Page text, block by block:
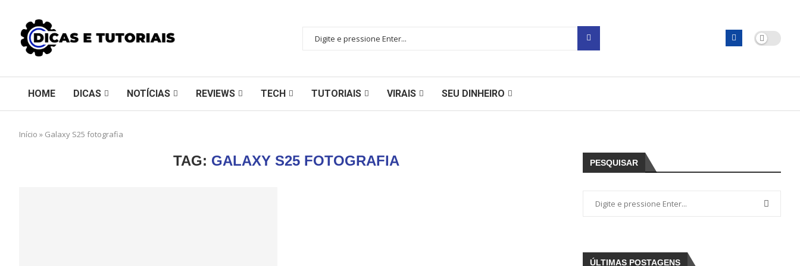
HOME DICAS NOTÍCIAS REVIEWS TECH TUTORIAIS VIRAIS SEU DINHEIRO
Início » Galaxy S25 fotografia
TAG: GALAXY S25 FOTOGRAFIA PESQUISAR
ÚLTIMAS POSTAGENS